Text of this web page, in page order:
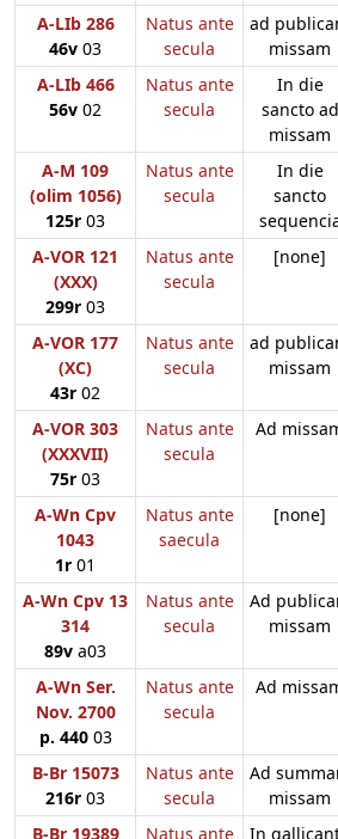
A-LIb 286
46v 03
Natus ante
secula
ad
missam
A-LIb 466
56v 02
Natus ante
secula
In die
sancto ad
missam
A-M 109
(olim 1056)
125r 03
Natus ante
secula
In die
sancto
A-VOR 121
(XXX)
299r 03
Natus ante
secula
[none]
A-VOR 177
(XC)
43r 02
Natus ante
secula
ad
missam
A-VOR 303
(XXXVII)
75r 03
Natus ante
secula
Ad
A-Wn Cpv
1043
1r 01
Natus ante
saecula
[none]
A-Wn Cpv 13
314
89v a03
Natus ante
secula
Ad
missam
A-Wn Ser.
Nov. 2700
p. 44003
Natus ante
secula
Ad
B-Br 15073
216r 03
Natus ante
secula
Ad
missam
B-Br 19389
Natus ante
In